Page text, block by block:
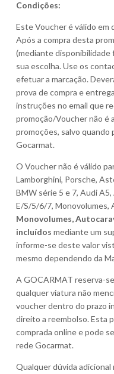
Condições:
Este Voucher é válido
Após a compra desta
(mediante disponibilidade
sua escolha. Use os
efetuar a marcação.
prova de compra e
instruções no email que
promoção/Voucher não é
promoções, salvo quando
Gocarmat.
O Voucher não é válido
Lamborghini, Porsche,
BMW série 5 e 7, Audi
E/S/5/6/7, Monovolumes,
Monovolumes,
incluídos mediante um
informe-se deste valor
mesmo dependendo da
A GOCARMAT reserva-
qualquer viatura não
voucher dentro do prazo
direito a reembolso. Esta
comprada online e pode
rede Gocarmat.
Qualquer dúvida